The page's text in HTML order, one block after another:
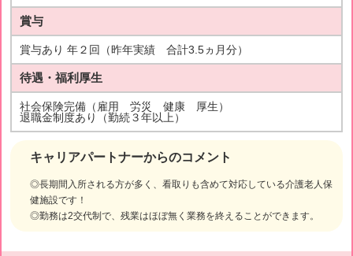
キャリアパートナーからのコメント
◎長期間入所される方が多く、看取りも含めて対応している介護老人保
健施設です！
◎勤務は2交代制で、残業はほぼ無く業務を終えることができます。
賞与
賞与あり 年２回（昨年実績 合計3.5ヵ月分）
待遇・福利厚生
社会保険完備（雇用 労災 健康 厚生）
退職金制度あり（勤続３年以上）